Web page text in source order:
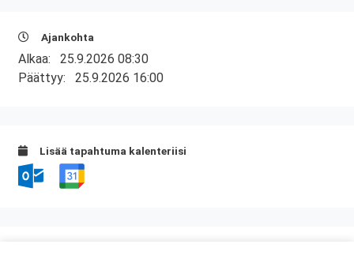
Ajankohta
Alkaa: 25.9.2026 08:30
Päättyy: 25.9.2026 16:00
Lisää tapahtuma kalenteriisi